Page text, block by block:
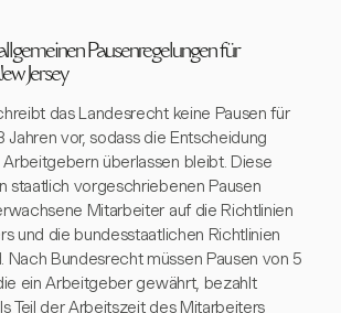
Pausenregelungen für
Jersey
das Landesrecht keine Pausen für
Jahren vor, sodass die Entscheidung
überlassen bleibt. Diese
staatlich vorgeschriebenen Pausen
Mitarbeiter auf die Richtlinien
und die bundesstaatlichen Richtlinien
Nach Bundesrecht müssen Pausen von 5
ein Arbeitgeber gewährt, bezahlt
Teil der Arbeitszeit des Mitarbeiters